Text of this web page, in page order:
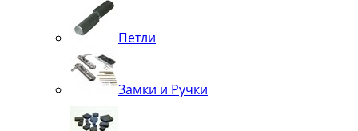
Петли
Замки и Ручки